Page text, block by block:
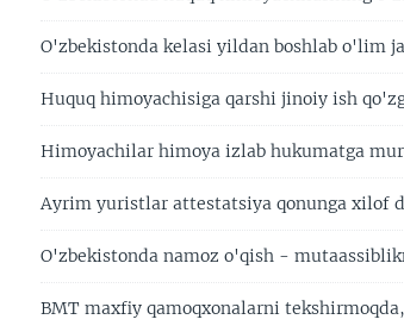
O'zbekistonda kelasi yildan boshlab o'lim
Huquq himoyachisiga qarshi jinoiy ish
Himoyachilar himoya izlab hukumatga
Ayrim yuristlar attestatsiya qonunga xilof
O'zbekistonda namoz o'qish -
BMT maxfiy qamoqxonalarni